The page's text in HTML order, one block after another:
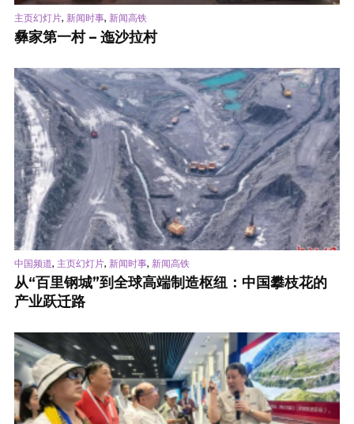
主页幻灯片, 新闻时事, 新闻高铁
彝家第一村 – 迤沙拉村
中国频道, 主页幻灯片, 新闻时事, 新闻高铁
从“百里钢城”到全球高端制造枢纽：中国攀枝花的
产业跃迁路